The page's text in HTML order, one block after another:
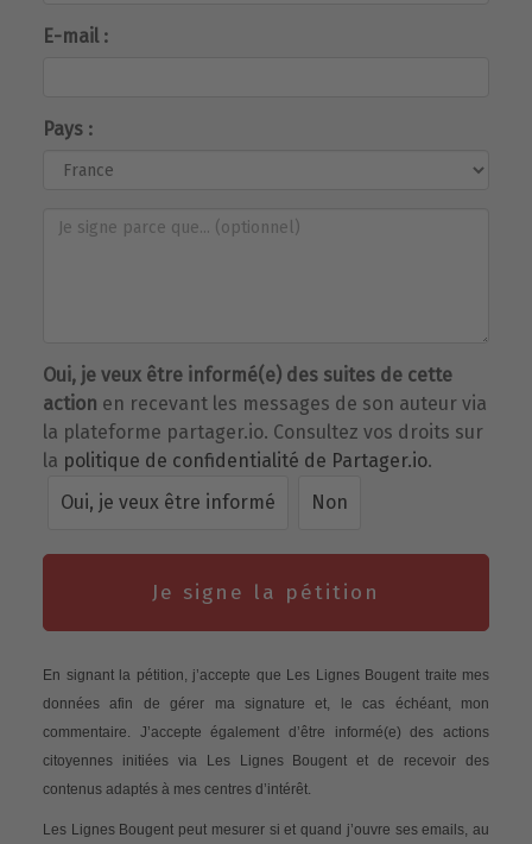
E-mail :
Pays :
Oui, je veux être informé(e) des suites de cette
action en recevant les messages de son auteur via
la plateforme partager.io. Consultez vos droits sur
la politique de confidentialité de Partager.io.
Oui, je veux être informé
Non
Je signe la pétition
En signant la pétition, j’accepte que Les Lignes Bougent traite mes
données afin de gérer ma signature et, le cas échéant, mon
commentaire. J’accepte également d’être informé(e) des actions
citoyennes initiées via Les Lignes Bougent et de recevoir des
contenus adaptés à mes centres d’intérêt.
Les Lignes Bougent peut mesurer si et quand j’ouvre ses emails, au